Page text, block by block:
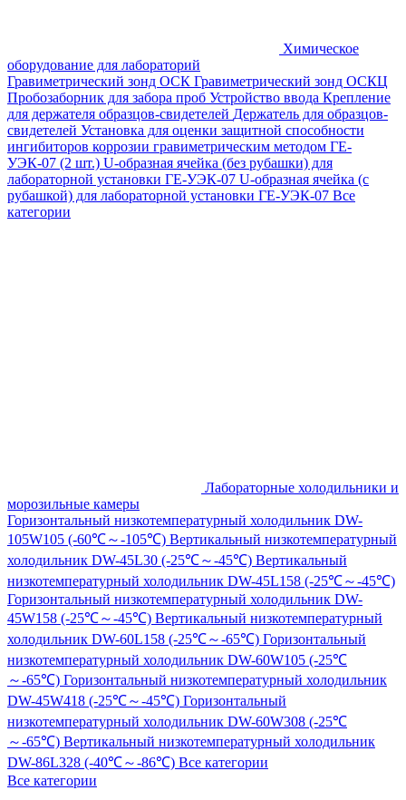
Химическое
оборудование для лабораторий
Гравиметрический зонд ОСК Гравиметрический зонд ОСКЦ
Пробозаборник для забора проб Устройство ввода Крепление
для держателя образцов-свидетелей Держатель для образцов-
свидетелей Установка для оценки защитной способности
ингибиторов коррозии гравиметрическим методом ГЕ-
УЭК-07 (2 шт.) U-образная ячейка (без рубашки) для
лабораторной установки ГЕ-УЭК-07 U-образная ячейка (с
рубашкой) для лабораторной установки ГЕ-УЭК-07 Все
категории
Лабораторные холодильники и
морозильные камеры
Горизонтальный низкотемпературный холодильник DW-
105W105 (-60℃～-105℃) Вертикальный низкотемпературный
холодильник DW-45L30 (-25℃～-45℃) Вертикальный
низкотемпературный холодильник DW-45L158 (-25℃～-45℃)
Горизонтальный низкотемпературный холодильник DW-
45W158 (-25℃～-45℃) Вертикальный низкотемпературный
холодильник DW-60L158 (-25℃～-65℃) Горизонтальный
низкотемпературный холодильник DW-60W105 (-25℃
～-65℃) Горизонтальный низкотемпературный холодильник
DW-45W418 (-25℃～-45℃) Горизонтальный
низкотемпературный холодильник DW-60W308 (-25℃
～-65℃) Вертикальный низкотемпературный холодильник
DW-86L328 (-40℃～-86℃) Все категории
Все категории